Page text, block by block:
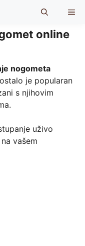
online
nogometa
je popularan
s njihovim
uživo
vašem